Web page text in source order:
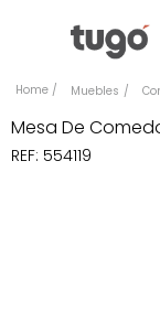
Muebles
Mesa De
REF: 554119
Comedor
Escritorio
Sillas